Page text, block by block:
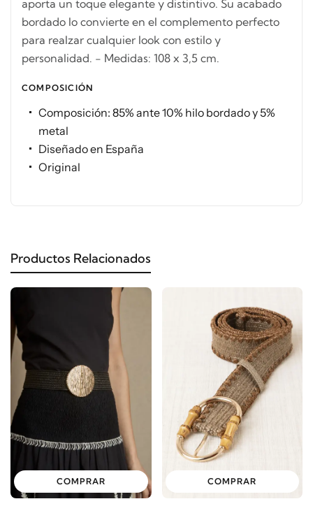
aporta un toque elegante y distintivo. Su acabado
bordado lo convierte en el complemento perfecto
para realzar cualquier look con estilo y
personalidad. - Medidas: 108 x 3,5 cm.
COMPOSICIÓN
Composición: 85% ante 10% hilo bordado y 5%
metal
Diseñado en España
Original
Productos Relacionados
COMPRAR COMPRAR